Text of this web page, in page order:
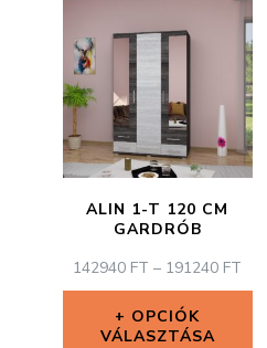
ALIN 1-T 120 CM
GARDRÓB
142940 FT – 191240 FT
OPCIÓK
VÁLASZTÁSA